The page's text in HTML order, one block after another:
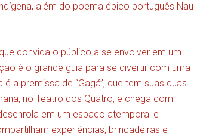
além do poema épico português Nau
convida o público a se envolver em um
é o grande guia para se divertir com uma
a premissa de “Gagá”, que tem suas duas
no Teatro dos Quatro, e chega com
em um espaço atemporal e
experiências, brincadeiras e